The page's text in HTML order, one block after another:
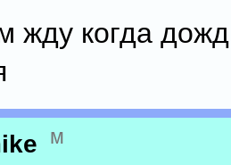
жду когда
м